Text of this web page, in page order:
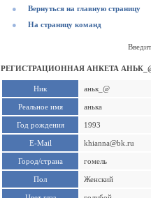
●
Вернуться на главную страницу
●
На страницу команд
РЕГИСТРАЦИОННАЯ АНКЕТА
Ник аньк_@
Реальное имя анька
Год рождения 1993
E-Mail khianna@bk.ru
Город/страна гомель
Пол Женский